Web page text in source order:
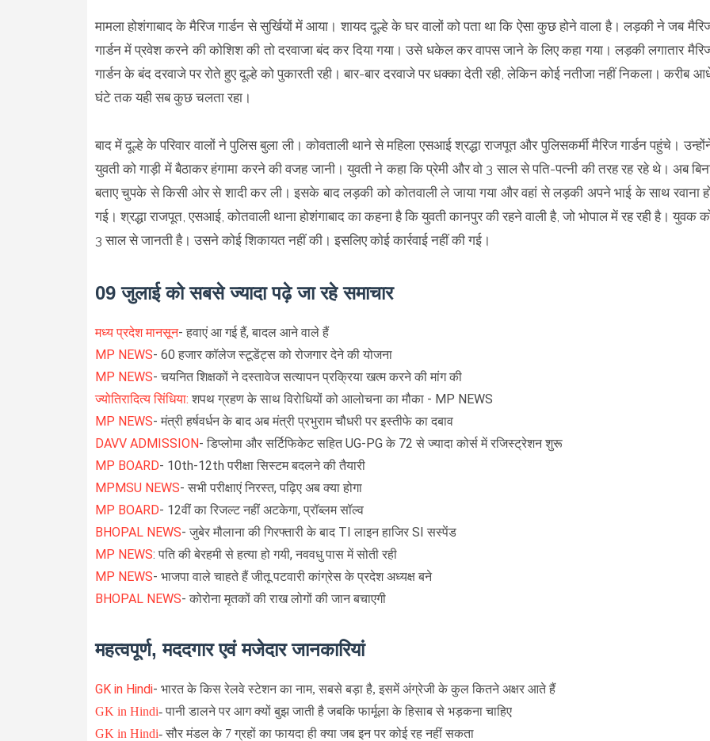
मामला होशंगाबाद के मैरिज गार्डन से सुर्खियों में आया। शायद दूल्हे के घर वालों को पता था कि ऐसा कुछ होने वाला है। लड़की ने जब
गार्डन में प्रवेश करने की कोशिश की तो दरवाजा बंद कर दिया गया। उसे धकेल कर वापस जाने के लिए कहा गया। लड़की लगातार
गार्डन के बंद दरवाजे पर रोते हुए दूल्हे को पुकारती रही। बार-बार दरवाजे पर धक्का देती रही, लेकिन कोई नतीजा नहीं निकला। करीब
घंटे तक यही सब कुछ चलता रहा।
बाद में दूल्हे के परिवार वालों ने पुलिस बुला ली। कोवताली थाने से महिला एसआई श्रद्धा राजपूत और पुलिसकर्मी मैरिज गार्डन पहुंचे।
युवती को गाड़ी में बैठाकर हंगामा करने की वजह जानी। युवती ने कहा कि प्रेमी और वो 3 साल से पति-पत्नी की तरह रह रहे थे। अब
बताए चुपके से किसी ओर से शादी कर ली। इसके बाद लड़की को कोतवाली ले जाया गया और वहां से लड़की अपने भाई के साथ रवाना
गई। श्रद्धा राजपूत, एसआई, कोतवाली थाना होशंगाबाद का कहना है कि युवती कानपुर की रहने वाली है, जो भोपाल में रह रही है। युवक
3 साल से जानती है। उसने कोई शिकायत नहीं की। इसलिए काेई कार्रवाई नहीं की गई।
09 जुलाई को सबसे ज्यादा पढ़े जा रहे समाचार
मध्य प्रदेश मानसून- हवाएं आ गई हैं, बादल आने वाले हैं
MP NEWS- 60 हजार कॉलेज स्टूडेंट्स को रोजगार देने की योजना
MP NEWS- चयनित शिक्षकों ने दस्तावेज सत्यापन प्रक्रिया खत्म करने की मांग की
ज्योतिरादित्य सिंधिया: शपथ ग्रहण के साथ विरोधियों को आलोचना का मौका - MP NEWS
MP NEWS- मंत्री हर्षवर्धन के बाद अब मंत्री प्रभुराम चौधरी पर इस्तीफे का दबाव
DAVV ADMISSION- डिप्लोमा और सर्टिफिकेट सहित UG-PG के 72 से ज्यादा कोर्स में रजिस्ट्रेशन शुरू
MP BOARD- 10th-12th परीक्षा सिस्टम बदलने की तैयारी
MPMSU NEWS- सभी परीक्षाएं निरस्त, पढ़िए अब क्या होगा
MP BOARD- 12वीं का रिजल्ट नहीं अटकेगा, प्रॉब्लम सॉल्व
BHOPAL NEWS- जुबेर मौलाना की गिरफ्तारी के बाद TI लाइन हाजिर SI सस्पेंड
MP NEWS: पति की बेरहमी से हत्या हो गयी, नववधु पास में सोती रही
MP NEWS- भाजपा वाले चाहते हैं जीतू पटवारी कांग्रेस के प्रदेश अध्यक्ष बने
BHOPAL NEWS- कोरोना मृतकों की राख लोगों की जान बचाएगी
महत्वपूर्ण, मददगार एवं मजेदार जानकारियां
GK in Hindi- भारत के किस रेलवे स्टेशन का नाम, सबसे बड़ा है, इसमें अंग्रेजी के कुल कितने अक्षर आते हैं
GK in Hindi- पानी डालने पर आग क्यों बुझ जाती है जबकि फार्मूला के हिसाब से भड़कना चाहिए
GK in Hindi- सौर मंडल के 7 ग्रहों का फायदा ही क्या जब इन पर कोई रह नहीं सकता